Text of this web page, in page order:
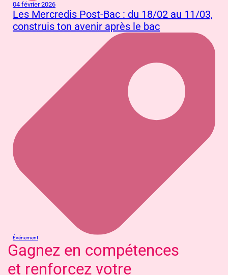
04 février 2026
Les Mercredis Post-Bac : du 18/02 au 11/03,
construis ton avenir après le bac
Événement
Gagnez en compétences
et renforcez votre